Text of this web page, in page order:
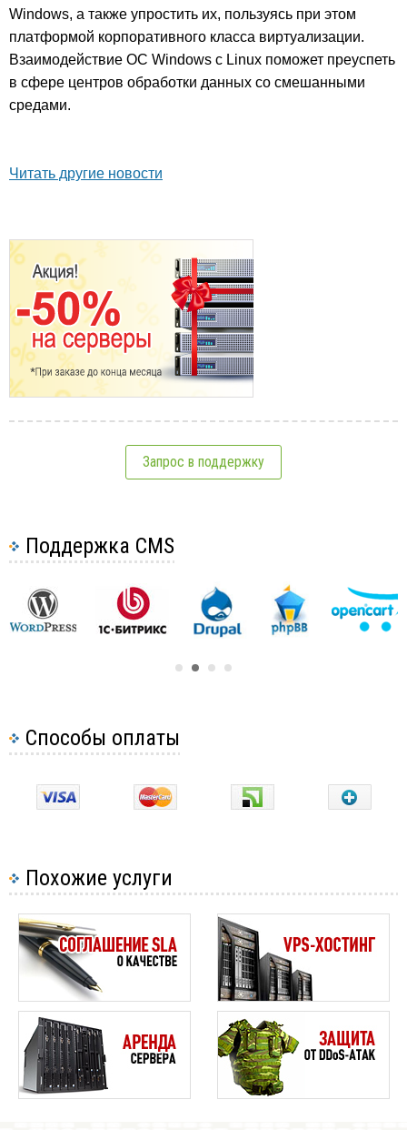
Windows, а также упростить их, пользуясь при этом
платформой корпоративного класса виртуализации.
Взаимодействие ОС Windows с Linux поможет преуспеть
в сфере центров обработки данных со смешанными
средами.
Читать другие новости
Запрос в поддержку
Поддержка CMS
Способы оплаты
Похожие услуги